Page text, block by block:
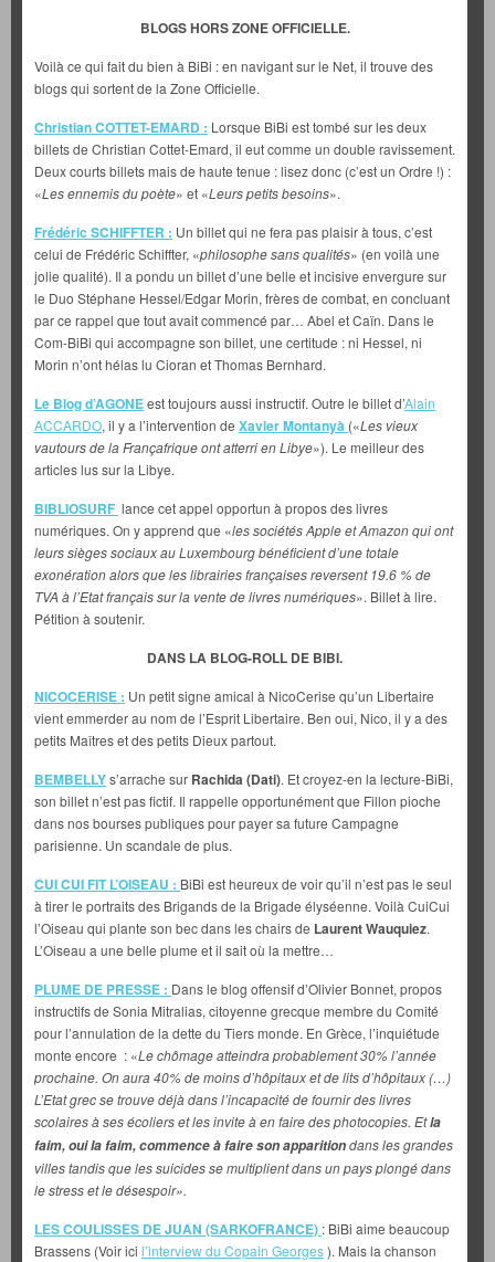
BLOGS HORS ZONE OFFICIELLE.
Voilà ce qui fait du bien à BiBi : en navigant sur le Net, il trouve des
blogs qui sortent de la Zone Officielle.
Christian COTTET-EMARD : Lorsque BiBi est tombé sur les deux
billets de Christian Cottet-Emard, il eut comme un double ravissement.
Deux courts billets mais de haute tenue : lisez donc (c’est un Ordre !) :
«Les ennemisdu poète» et «Leurs petits besoins».
Frédéric SCHIFFTER : Un billet qui ne fera pas plaisir à tous, c’est
celui de Frédéric Schiffter, «philosophe sans qualités» (en voilà une
jolie qualité). Il a pondu un billet d’une belle et incisive envergure sur
le Duo Stéphane Hessel/Edgar Morin, frères de combat, en concluant
par ce rappel que tout avait commencé par… Abel et Caïn. Dans le
Com-BiBi qui accompagne son billet, une certitude : ni Hessel, ni
Morin n’ont hélas lu Cioran et Thomas Bernhard.
Le Blog d’AGONEest toujours aussi instructif. Outre le billet d’Alain
ACCARDO, il y a l’intervention de Xavier Montanyà («Les vieux
vautours de la Françafrique ont atterri en Libye»). Le meilleur des
articles lus sur la Libye.
BIBLIOSURF lance cet appel opportun à propos des livres
numériques. On y apprend que «les sociétés Apple et Amazon qui ont
leurs sièges sociaux au Luxembourg bénéficient d’une totale
exonération alors que les librairies françaises reversent 19.6 % de
TVA à l’Etat français sur la vente de livres numériques». Billet à lire.
Pétition à soutenir.
DANS LA BLOG-ROLL DE BIBI.
NICOCERISE : Un petit signe amical à NicoCerise qu’un Libertaire
vient emmerder au nom de l’Esprit Libertaire. Ben oui, Nico, il y a des
petits Maîtres et des petits Dieux partout.
BEMBELLYs’arrache sur Rachida (Dati). Et croyez-en la lecture-BiBi,
son billet n’est pas fictif. Il rappelle opportunément que Fillon pioche
dans nos bourses publiques pour payer sa future Campagne
parisienne. Un scandale de plus.
CUI CUI FIT L’OISEAU : BiBi est heureux de voir qu’il n’est pas le seul
à tirer le portraits des Brigands de la Brigade élyséenne. Voilà CuiCui
l’Oiseau qui plante son bec dans les chairs de Laurent Wauquiez.
L’Oiseau a une belle plume et il sait où la mettre…
PLUME DE PRESSE : Dans le blog offensif d’Olivier Bonnet, propos
instructifs de Sonia Mitralias, citoyenne grecque membre du Comité
pour l’annulation de la dette du Tiers monde. En Grèce, l’inquiétude
monte encore : «Le chômage atteindra probablement 30% l’année
prochaine. On aura 40% de moins d’hôpitaux et de lits d’hôpitaux (…)
L’Etat grec se trouve déjà dans l’incapacité de fournir des livres
scolaires à ses écoliers et les invite à en faire des photocopies. Etla
faim, oui la faim, commence à faire son apparitiondans les grandes
villes tandis que les suicides se multiplient dans un pays plongé dans
le stress et le désespoir».
LES COULISSES DE JUAN (SARKOFRANCE) : BiBi aime beaucoup
Brassens (Voir ici l’interview du Copain Georges). Mais la chanson